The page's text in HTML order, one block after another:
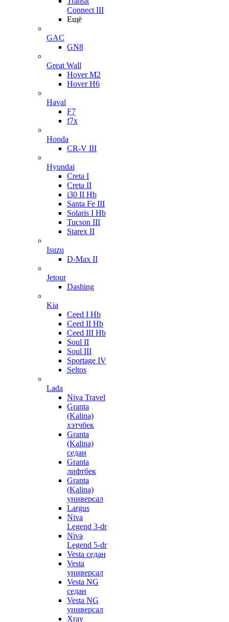
Connect III
Ещё
GAC
GN8
Great Wall
Hover M2
Hover H6
Haval
F7
f7x
Honda
CR-V III
Hyundai
Creta I
Creta II
i30 II Hb
Santa Fe III
Solaris I Hb
Tucson III
Starex II
Isuzu
D-Max II
Jetour
Dashing
Kia
Ceed I Hb
Ceed II Hb
Ceed III Hb
Soul II
Soul III
Sportage IV
Seltos
Lada
Niva Travel
Granta
(Kalina)
хэтчбек
Granta
(Kalina)
седан
Granta
лифтбек
Granta
(Kalina)
универсал
Largus
Niva
Legend 3-dr
Niva
Legend 5-dr
Vesta седан
Vesta
универсал
Vesta NG
седан
Vesta NG
универсал
Xray